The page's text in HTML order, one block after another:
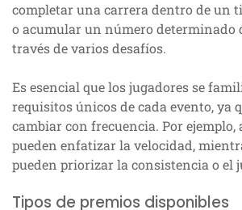
completar una carrera dentro de un
o acumular un número determinado
través de varios desafíos.
Es esencial que los jugadores se
requisitos únicos de cada evento, ya
cambiar con frecuencia. Por ejemplo,
pueden enfatizar la velocidad,
pueden priorizar la consistencia o el
Tipos de premios disponibles